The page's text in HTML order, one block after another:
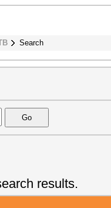
Search
results.